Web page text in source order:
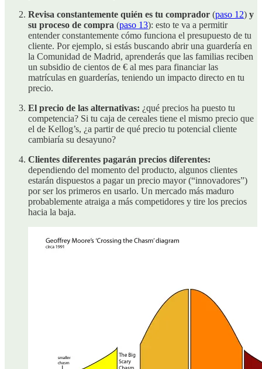
Revisa constantemente quién es tu comprador (paso 12) y
su proceso de compra (paso 13): esto te va a permitir
entender constantemente cómo funciona el presupuesto de tu
cliente. Por ejemplo, si estás buscando abrir una guardería en
la Comunidad de Madrid, aprenderás que las familias reciben
un subsidio de cientos de € al mes para financiar las
matrículas en guarderías, teniendo un impacto directo en tu
precio.
El precio de las alternativas: ¿qué precios ha puesto tu
competencia? Si tu caja de cereales tiene el mismo precio que
el de Kellog’s, ¿a partir de qué precio tu potencial cliente
cambiaría su desayuno?
Clientes diferentes pagarán precios diferentes:
dependiendo del momento del producto, algunos clientes
estarán dispuestos a pagar un precio mayor (“innovadores”)
por ser los primeros en usarlo. Un mercado más maduro
probablemente atraiga a más competidores y tire los precios
hacia la baja.